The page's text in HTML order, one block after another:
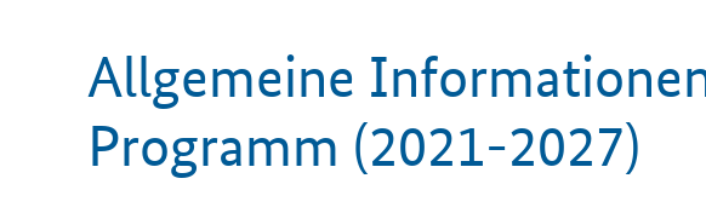
All­ge­mei­ne
Programm (2021-​2027)